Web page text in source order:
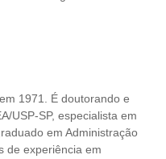
1971. É doutorando e
USP-SP, especialista em
em Administração
de experiência em